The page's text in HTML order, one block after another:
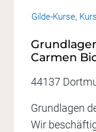
Gilde-Kurse,
Carmen
44137
Grundlagen
Wir